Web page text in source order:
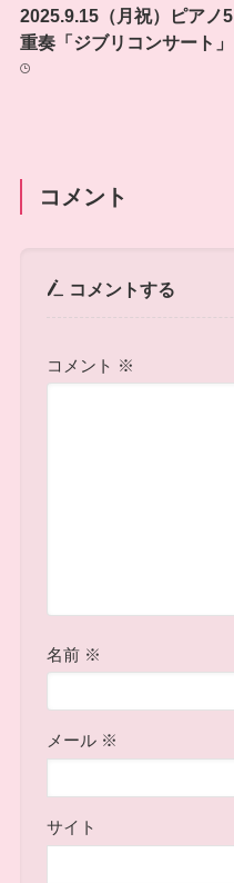
2025.9.15（月祝）ピアノ5
重奏「ジブリコンサート」
コメント
コメントする
コメント ※
名前 ※
メール ※
サイト